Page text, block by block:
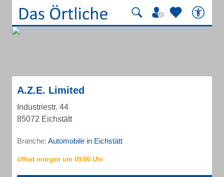
A.Z.E. Limited
Industriestr. 44
85072 Eichstätt
Branche: Automobile in Eichstätt